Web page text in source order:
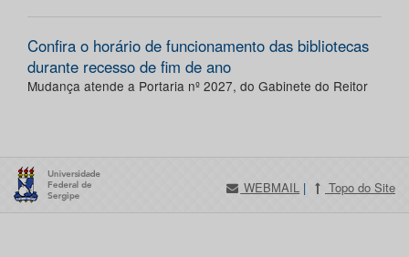
Confira o horário de funcionamento das bibliotecas
durante recesso de fim de ano
Mudança atende a Portaria nº 2027, do Gabinete do Reitor
WEBMAIL | Topo do Site